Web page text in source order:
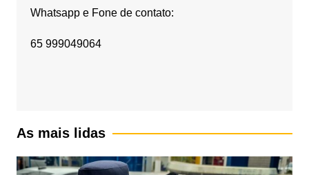
Whatsapp e Fone de contato:
65 999049064
As mais lidas